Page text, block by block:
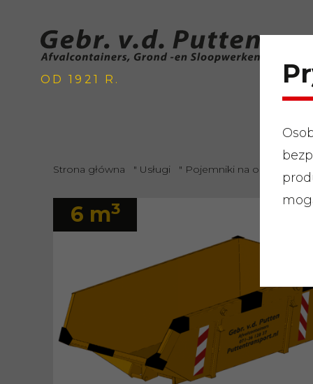
OD 1921 R.
Strona główna " Usługi " Pojemniki na odpady
6 m3